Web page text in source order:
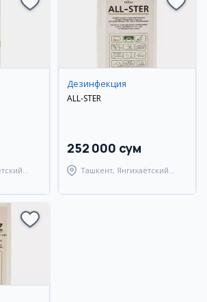
Дезинфекция
ALL-STER
252 000 сум
Ташкент, Янгихаётский